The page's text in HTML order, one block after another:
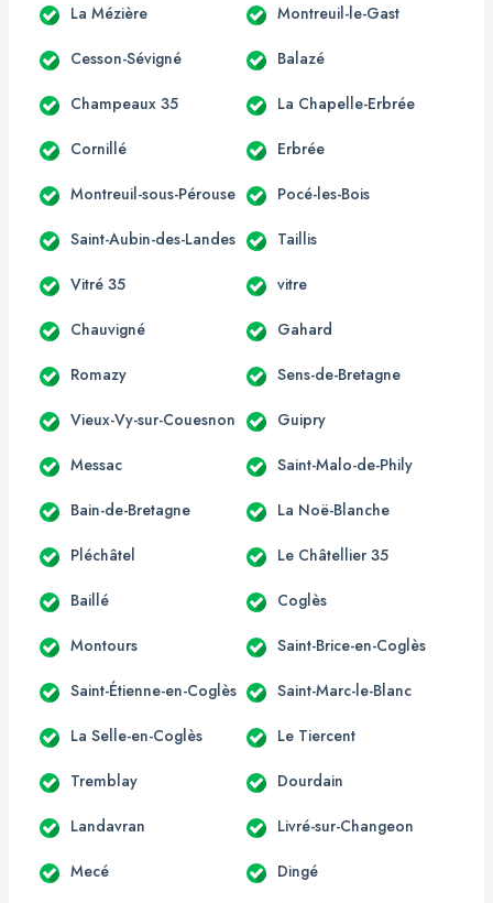
La Mézière Montreuil-le-Gast
Cesson-Sévigné Balazé
Champeaux 35 La Chapelle-Erbrée
Cornillé Erbrée
Montreuil-sous-Pérouse Pocé-les-Bois
Saint-Aubin-des-Landes Taillis
Vitré 35 vitre
Chauvigné Gahard
Romazy Sens-de-Bretagne
Vieux-Vy-sur-Couesnon Guipry
Messac Saint-Malo-de-Phily
Bain-de-Bretagne La Noë-Blanche
Pléchâtel Le Châtellier 35
Baillé Coglès
Montours Saint-Brice-en-Coglès
Saint-Étienne-en-Coglès Saint-Marc-le-Blanc
La Selle-en-Coglès Le Tiercent
Tremblay Dourdain
Landavran Livré-sur-Changeon
Mecé Dingé